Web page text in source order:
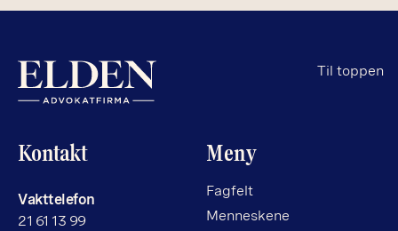
Til toppen
Kontakt
Vakttelefon
21 61 13 99
Meny
Fagfelt
Menneskene